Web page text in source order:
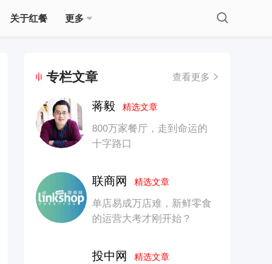
关于红餐 更多
专栏文章 查看更多
蒋毅精选文章
800万家餐厅，走到命运的
十字路口
联商网精选文章
单店易成万店难，新鲜零食
的运营大考才刚开始？
投中网精选文章